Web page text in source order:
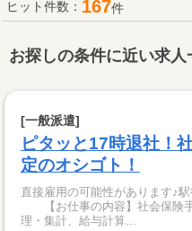
ヒット件数： 167件
お探しの条件に近い求人
[一般派遣]
ピタッと17時退社！
定のオシゴト！
直接雇用の可能性があります♪
【お仕事の内容】社会保険
理・集計、給与計算...